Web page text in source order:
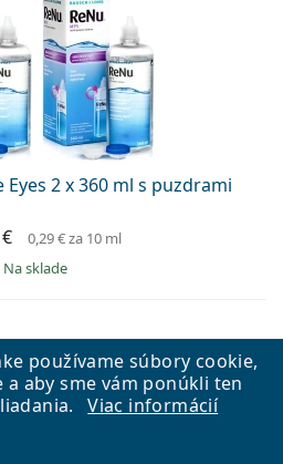
používame súbory cookie,
aby sme vám ponúkli ten
Viac informácií
Eyes 2 x 360 ml s puzdrami
0,29 €za 10 ml
na sklade